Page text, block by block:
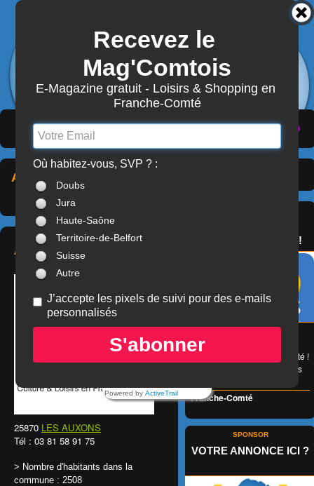
Franche-Comté
3803
7870
Abonnement Mag'Comtois
(ACTUALITÉS) (ANNUAIRE) (MON COMPTE )
Associations culturelles
Doubs (25)
ART-TISSE
25870 LES AUXONS
Tél : 03 81 58 91 75
> Nombre d'habitants dans la
commune : 2508
LE PASS'COMTOIS !
😉 LA carte de réduction
accessible à tous et valable
1 an entier en Franche-Comté !
👍 + de 350 Partenaires dans
Franche-Comté
SPONSOR
VOTRE ANNONCE ICI ?
Recevez le
Mag'Comtois
E-Magazine gratuit - Loisirs & Shopping en
Franche-Comté
Où habitez-vous, SVP ? :
Doubs
Jura
Haute-Saône
Territoire-de-Belfort
Suisse
Autre
J’accepte les pixels de suivi pour des e-mails
personnalisés
S'abonner
Powered by ActiveTrail